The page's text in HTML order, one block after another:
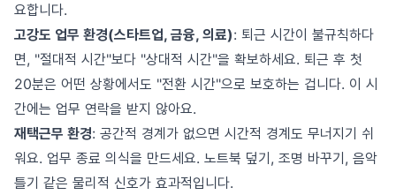
요합니다.
고강도 업무 환경(스타트업, 금융, 의료): 퇴근 시간이 불규칙하다
면, "절대적 시간"보다 "상대적 시간"을 확보하세요. 퇴근 후 첫
20분은 어떤 상황에서도 "전환 시간"으로 보호하는 겁니다. 이 시
간에는 업무 연락을 받지 않아요.
재택근무 환경: 공간적 경계가 없으면 시간적 경계도 무너지기 쉬
워요. 업무 종료 의식을 만드세요. 노트북 덮기, 조명 바꾸기, 음악
틀기 같은 물리적 신호가 효과적입니다.